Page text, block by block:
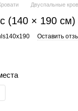
Двуспальные
(140 × 190 см)
Оставить